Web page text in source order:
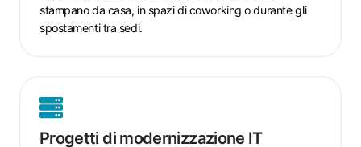
stampano da casa, in spazi di coworking o durante gli
spostamenti tra sedi.
remoto
Progetti di modernizzazione IT
modernizzazione